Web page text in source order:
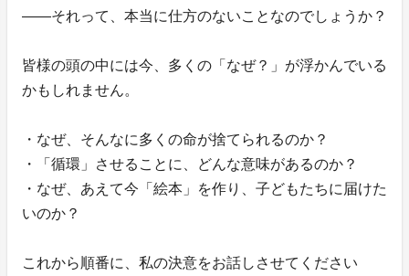
——それって、本当に仕方のないことなのでしょうか？
皆様の頭の中には今、多くの「なぜ？」が浮かんでいる
かもしれません。
・なぜ、そんなに多くの命が捨てられるのか？
・「循環」させることに、どんな意味があるのか？
・なぜ、あえて今「絵本」を作り、子どもたちに届けた
いのか？
これから順番に、私の決意をお話しさせてください